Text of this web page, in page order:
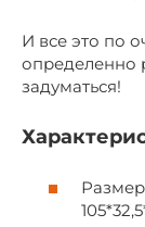
И все это по
определенно
задуматься!